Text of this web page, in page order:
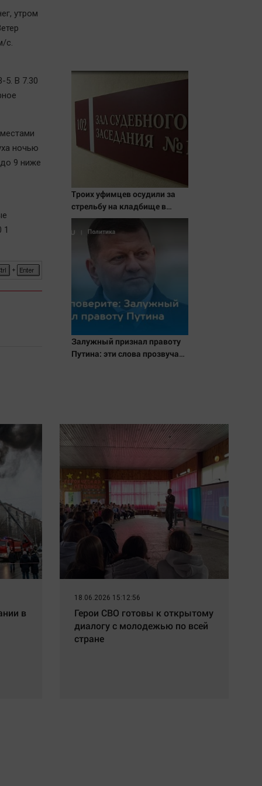
утром
с.
5. В 7.30
ночью
9 ниже
1
Троих уфимцев осудили за
стрельбу на кладбище в
Башкирии
Залужный признал правоту
Путина: эти слова прозвучали
в
18.06.2026 15:12:56
Герои СВО готовы к открытому
диалогу с молодежью по всей
стране